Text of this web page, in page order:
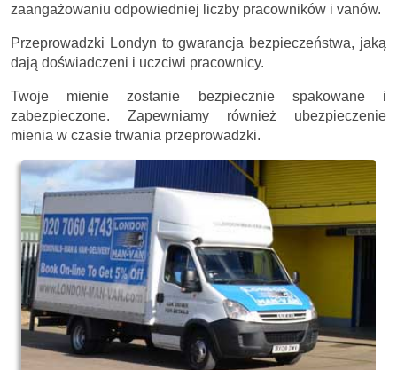
zaangażowaniu odpowiedniej liczby pracowników i vanów.
Przeprowadzki Londyn to gwarancja bezpieczeństwa, jaką
dają doświadczeni i uczciwi pracownicy.
Twoje mienie zostanie bezpiecznie spakowane i
zabezpieczone. Zapewniamy również ubezpieczenie
mienia w czasie trwania przeprowadzki.